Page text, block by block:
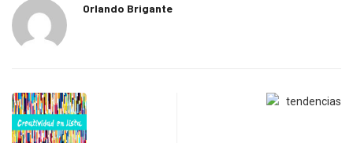
Orlando Brigante